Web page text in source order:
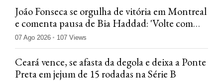
João Fonseca se orgulha de vitória em Montreal
e comenta pausa de Bia Haddad: 'Volte com
tudo'
07 Ago 2026 107 Views
Ceará vence, se afasta da degola e deixa a Ponte
Preta em jejum de 15 rodadas na Série B